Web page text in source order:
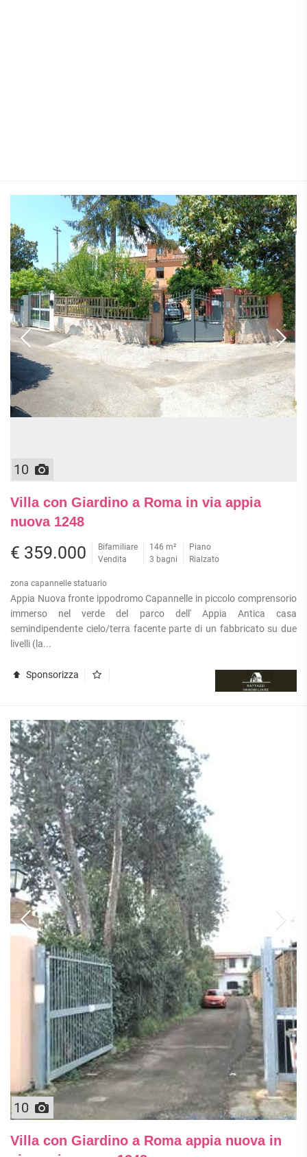
10
Villa con Giardino a Roma in via appia
nuova 1248
€ 359.000
Bifamiliare
Vendita
146 m²
3 bagni
Piano
Rialzato
zona capannelle statuario
Appia Nuova fronte ippodromo Capannelle in piccolo comprensorio
immerso nel verde del parco dell' Appia Antica casa
semindipendente cielo/terra facente parte di un fabbricato su due
livelli (la...
Sponsorizza
10
Villa con Giardino a Roma appia nuova in